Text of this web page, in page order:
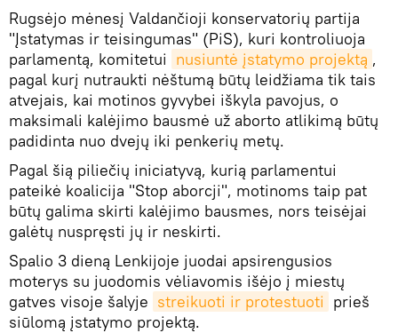
Rugsėjo mėnesį Valdančioji konservatorių partija
"Įstatymas ir teisingumas" (PiS), kuri kontroliuoja
parlamentą, komitetui nusiuntė įstatymo projektą ,
pagal kurį nutraukti nėštumą būtų leidžiama tik tais
atvejais, kai motinos gyvybei iškyla pavojus, o
maksimali kalėjimo bausmė už aborto atlikimą būtų
padidinta nuo dvejų iki penkerių metų.
Pagal šią piliečių iniciatyvą, kurią parlamentui
pateikė koalicija "Stop aborcji", motinoms taip pat
būtų galima skirti kalėjimo bausmes, nors teisėjai
galėtų nuspręsti jų ir neskirti.
Spalio 3 dieną Lenkijoje juodai apsirengusios
moterys su juodomis vėliavomis išėjo į miestų
gatves visoje šalyje streikuoti ir protestuoti prieš
siūlomą įstatymo projektą.